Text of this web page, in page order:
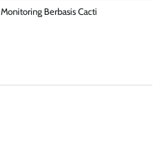
Berbasis Cacti